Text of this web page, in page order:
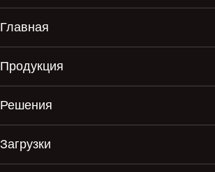
Главная
Продукция
Решения
Загрузки